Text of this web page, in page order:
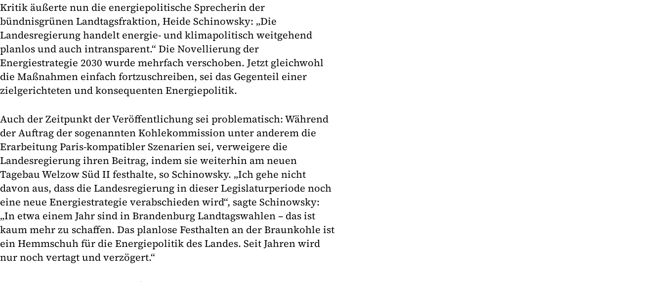
Kritik äußerte nun die energiepolitische Sprecherin der
bündnisgrünen Landtagsfraktion, Heide Schinowsky: „Die
Landesregierung handelt energie- und klimapolitisch weitgehend
planlos und auch intransparent.“ Die Novellierung der
Energiestrategie 2030 wurde mehrfach verschoben. Jetzt gleichwohl
die Maßnahmen einfach fortzuschreiben, sei das Gegenteil einer
zielgerichteten und konsequenten Energiepolitik.
Auch der Zeitpunkt der Veröffentlichung sei problematisch: Während
der Auftrag der sogenannten Kohlekommission unter anderem die
Erarbeitung Paris-kompatibler Szenarien sei, verweigere die
Landesregierung ihren Beitrag, indem sie weiterhin am neuen
Tagebau Welzow Süd II festhalte, so Schinowsky. „Ich gehe nicht
davon aus, dass die Landesregierung in dieser Legislaturperiode noch
eine neue Energiestrategie verabschieden wird“, sagte Schinowsky:
„In etwa einem Jahr sind in Brandenburg Landtagswahlen – das ist
kaum mehr zu schaffen. Das planlose Festhalten an der Braunkohle ist
ein Hemmschuh für die Energiepolitik des Landes. Seit Jahren wird
nur noch vertagt und verzögert.“